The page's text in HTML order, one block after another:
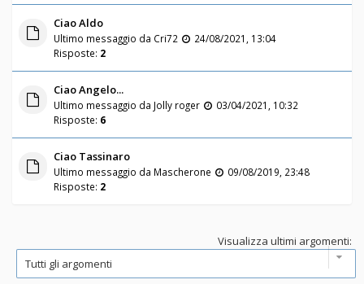
Ciao Aldo
Ultimo messaggio da Cri72
24/08/2021, 13:04
Risposte: 2
Ciao Angelo...
Ultimo messaggio da Jolly roger
03/04/2021, 10:32
Risposte: 6
Ciao Tassinaro
Ultimo messaggio da Mascherone
09/08/2019, 23:48
Risposte: 2
Visualizza ultimi argomenti: